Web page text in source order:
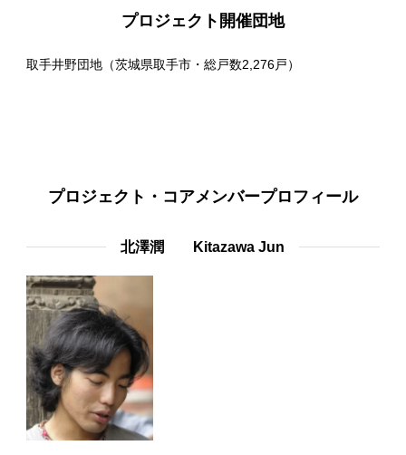
プロジェクト開催団地
取手井野団地（茨城県取手市・総戸数2,276戸）
プロジェクト・コアメンバープロフィール
北澤潤 Kitazawa Jun